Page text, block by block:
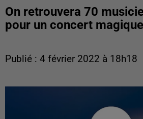
On retrouvera 70
pour un concert
Publié : 4 février 2022 à 18h18